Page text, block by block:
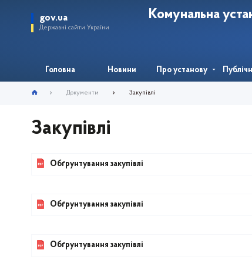
gov.ua
Державні сайти України
Комунальна
Головна Новини Про установу
Документи Закупівлі
Закупівлі
Обґрунтування закупівлі
Обґрунтування закупівлі
Обґрунтування закупівлі